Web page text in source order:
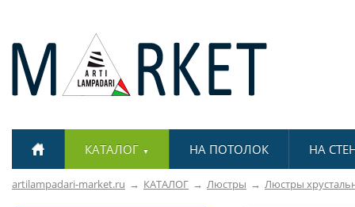
КАТАЛОГ ▼ НА ПОТОЛОК НА
artilampadari-market.ru КАТАЛОГ Люстры Люстры